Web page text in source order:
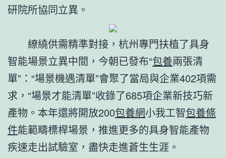
研院所協同立異。
繚繞供需精準對接，杭州專門扶植了具身
智能場景立異中間，今朝已發布“包養兩張清
單”：“場景機遇清單”會聚了當局與企業402項需
求，“場景才能清單”收錄了685項企業新技巧新
產物。本年還將開放200包養網小我工智包養條
件能範疇標桿場景，推進更多的具身智能產物
疾速走出試驗室，盡快走進蒼生生涯。